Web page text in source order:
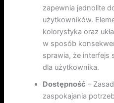
zapewnia jednolite
użytkowników.
kolorystyka oraz
w sposób
sprawia, że interfejs
dla użytkownika.
Dostępność –
zaspokajania